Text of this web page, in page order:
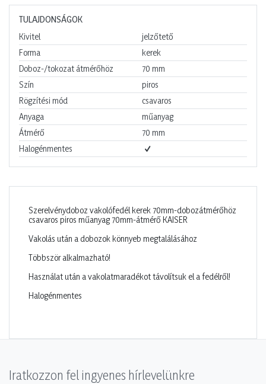
TULAJDONSÁGOK
Kivitel
jelzőtető
Forma
kerek
Doboz-/tokozat átmérőhöz
70 mm
Szín
piros
Rögzítési mód
csavaros
Anyaga
műanyag
Átmérő
70 mm
Halogénmentes
Szerelvénydoboz vakolófedél kerek 70mm-dobozátmérőhöz
csavaros piros műanyag 70mm-átmérő KAISER
Vakolás után a dobozok könnyeb megtalálásához
Többször alkalmazható!
Használat után a vakolatmaradékot távolítsuk el a fedélről!
Halogénmentes
Iratkozzon fel ingyenes hírlevelünkre